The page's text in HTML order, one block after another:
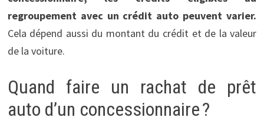
regroupement avec un crédit auto peuvent varier.
Cela dépend aussi du montant du crédit et de la valeur
de la voiture.
Quand faire un rachat de prêt
auto d’un concessionnaire ?